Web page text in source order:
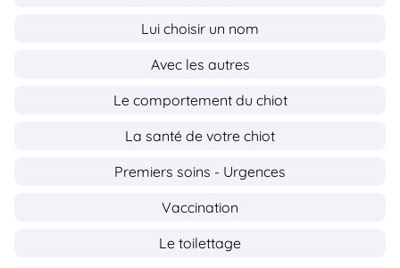
Lui choisir un nom
Avec les autres
Le comportement du chiot
La santé de votre chiot
Premiers soins - Urgences
Vaccination
Le toilettage